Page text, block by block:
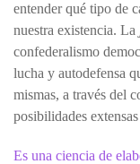
entender qué tipo de
nuestra existencia. La
confederalismo
lucha y autodefensa
mismas, a través del
posibilidades
Es una ciencia de